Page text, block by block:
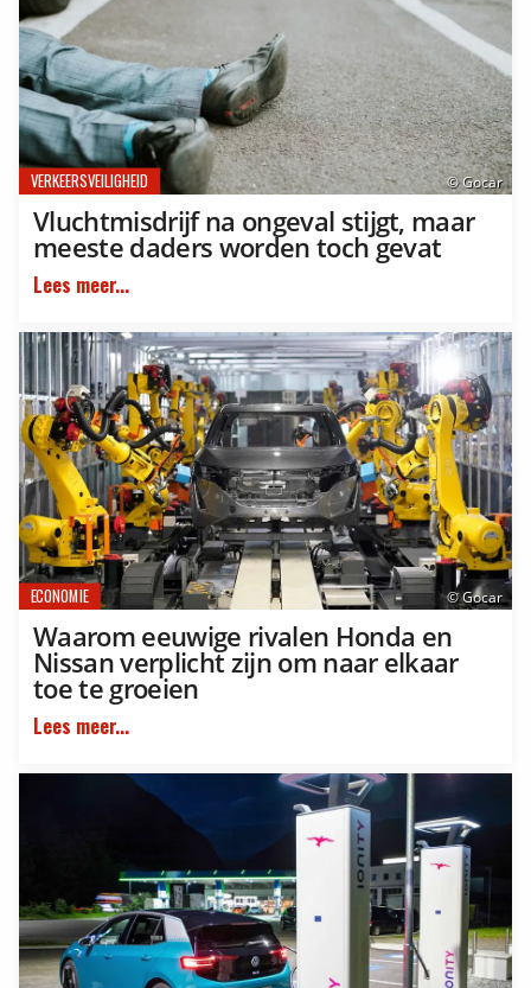
© Gocar
VERKEERSVEILIGHEID
Vluchtmisdrijf na ongeval stijgt, maar
meeste daders worden toch gevat
Lees meer...
© Gocar
ECONOMIE
Waarom eeuwige rivalen Honda en
Nissan verplicht zijn om naar elkaar
toe te groeien
Lees meer...